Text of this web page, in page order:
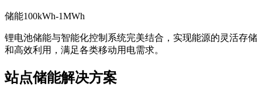
储能100kWh-1MWh
锂电池储能与智能化控制系统完美结合，实现能源的灵活存储
和高效利用，满足各类移动用电需求。
站点储能解决方案